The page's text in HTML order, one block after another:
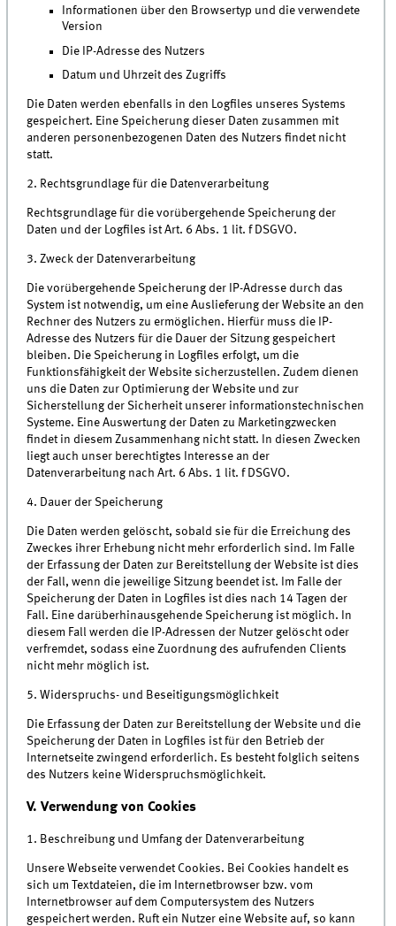
Informationen über den Browsertyp und die verwendete
Version
Die IP-Adresse des Nutzers
Datum und Uhrzeit des Zugriffs
Die Daten werden ebenfalls in den Logfiles unseres Systems
gespeichert. Eine Speicherung dieser Daten zusammen mit
anderen personenbezogenen Daten des Nutzers findet nicht
statt.
2. Rechtsgrundlage für die Datenverarbeitung
Rechtsgrundlage für die vorübergehende Speicherung der
Daten und der Logfiles ist Art. 6 Abs. 1 lit. f DSGVO.
3. Zweck der Datenverarbeitung
Die vorübergehende Speicherung der IP-Adresse durch das
System ist notwendig, um eine Auslieferung der Website an den
Rechner des Nutzers zu ermöglichen. Hierfür muss die IP-
Adresse des Nutzers für die Dauer der Sitzung gespeichert
bleiben. Die Speicherung in Logfiles erfolgt, um die
Funktionsfähigkeit der Website sicherzustellen. Zudem dienen
uns die Daten zur Optimierung der Website und zur
Sicherstellung der Sicherheit unserer informationstechnischen
Systeme. Eine Auswertung der Daten zu Marketingzwecken
findet in diesem Zusammenhang nicht statt. In diesen Zwecken
liegt auch unser berechtigtes Interesse an der
Datenverarbeitung nach Art. 6 Abs. 1 lit. f DSGVO.
4. Dauer der Speicherung
Die Daten werden gelöscht, sobald sie für die Erreichung des
Zweckes ihrer Erhebung nicht mehr erforderlich sind. Im Falle
der Erfassung der Daten zur Bereitstellung der Website ist dies
der Fall, wenn die jeweilige Sitzung beendet ist. Im Falle der
Speicherung der Daten in Logfiles ist dies nach 14 Tagen der
Fall. Eine darüberhinausgehende Speicherung ist möglich. In
diesem Fall werden die IP-Adressen der Nutzer gelöscht oder
verfremdet, sodass eine Zuordnung des aufrufenden Clients
nicht mehr möglich ist.
5. Widerspruchs- und Beseitigungsmöglichkeit
Die Erfassung der Daten zur Bereitstellung der Website und die
Speicherung der Daten in Logfiles ist für den Betrieb der
Internetseite zwingend erforderlich. Es besteht folglich seitens
des Nutzers keine Widerspruchsmöglichkeit.
V. Verwendung von Cookies
1. Beschreibung und Umfang der Datenverarbeitung
Unsere Webseite verwendet Cookies. Bei Cookies handelt es
sich um Textdateien, die im Internetbrowser bzw. vom
Internetbrowser auf dem Computersystem des Nutzers
gespeichert werden. Ruft ein Nutzer eine Website auf, so kann